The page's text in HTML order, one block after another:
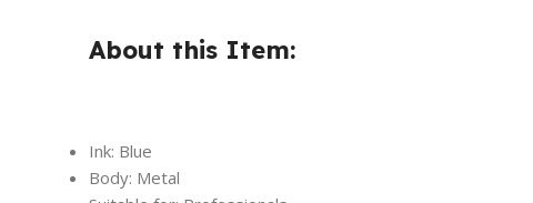
About this Item:
Ink: Blue
Body: Metal